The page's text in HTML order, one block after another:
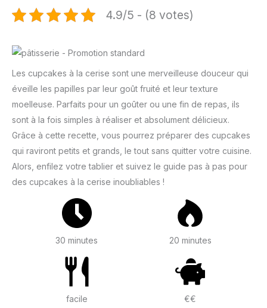
4.9/5 - (8 votes)
Les cupcakes à la cerise sont une merveilleuse douceur qui
éveille les papilles par leur goût fruité et leur texture
moelleuse. Parfaits pour un goûter ou une fin de repas, ils
sont à la fois simples à réaliser et absolument délicieux.
Grâce à cette recette, vous pourrez préparer des cupcakes
qui raviront petits et grands, le tout sans quitter votre cuisine.
Alors, enfilez votre tablier et suivez le guide pas à pas pour
des cupcakes à la cerise inoubliables !
30 minutes 20 minutes
facile €€